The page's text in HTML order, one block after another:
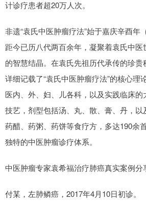
计诊疗患者超20万人次。
非遗“袁氏中医肿瘤疗法”始于嘉庆辛酉年
距今已历八代两百余年，凝聚着袁氏中
的智慧结晶。在袁氏先祖历代承传的珍贵
详细记载了“袁氏中医肿瘤疗法”的核心理
医内、外、妇、儿各科，以及实践临床
技艺，剂型包括汤、丸、散、膏、丹，
药醋、药粥、药饼等食疗方，多达190余
独特的中医肿瘤诊疗体系。
中医肿瘤专家袁希福治疗肺癌真实案例分
付某，左肺鳞癌，2017年4月10日初诊。